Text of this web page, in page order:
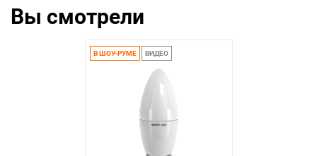
Вы смотрели
В ШОУ-РУМЕ ВИДЕО